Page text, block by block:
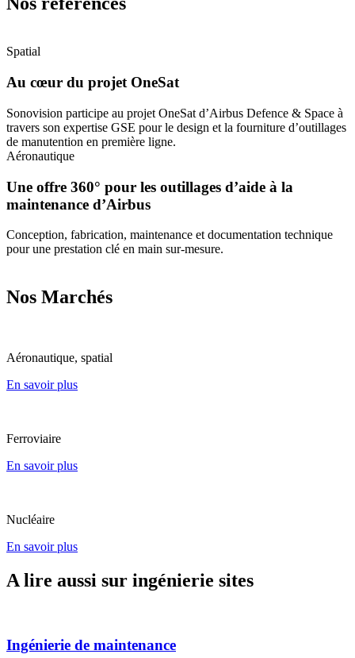
Spatial
Au cœur du projet OneSat
Sonovision participe au projet OneSat d’Airbus Defence & Space à
travers son expertise GSE pour le design et la fourniture d’outillages
de manutention en première ligne.
Aéronautique
Une offre 360° pour les outillages d’aide à la
maintenance d’Airbus
Conception, fabrication, maintenance et documentation technique
pour une prestation clé en main sur-mesure.
Nos Marchés
Aéronautique, spatial
En savoir plus
Ferroviaire
En savoir plus
Nucléaire
En savoir plus
A lire aussi sur ingénierie sites
Ingénierie de maintenance